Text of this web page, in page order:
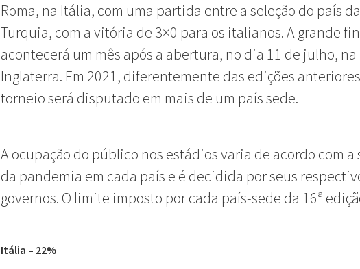
Roma, na Itália, com uma partida entre a seleção do país
Turquia, com a vitória de 3×0 para os italianos. A grande
acontecerá um mês após a abertura, no dia 11 de julho, na
Inglaterra. Em 2021, diferentemente das edições
torneio será disputado em mais de um país sede.
A ocupação do público nos estádios varia de acordo com a
da pandemia em cada país e é decidida por seus
governos. O limite imposto por cada país-sede da 16ª
Itália – 22%